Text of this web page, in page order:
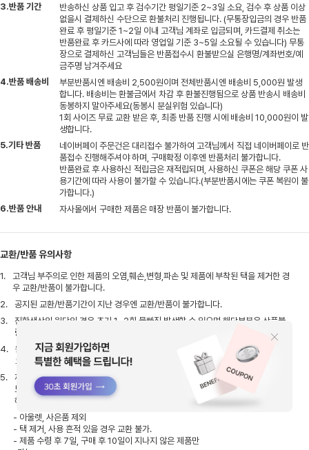
3.반품 기간
반송하신 상품 입고 후 검수기간 평일기준 2~3일 소요, 검수 후 상품 이상
없을시 결제하신 수단으로 환불처리 진행됩니다. (무통장입금의 경우 반품
완료 후 평일기준 1~2일 이내 고객님 계좌로 입금되며, 카드결제 취소는
반품완료 후 카드사에 따라 영업일 기준 3~5일 소요될 수 있습니다) 무통
장으로 결제하신 고객님들은 반품접수시 환불받으실 은행명/계좌번호/예
금주명 남겨주세요
4.반품 배송비
부분반품시엔 배송비 2,500원이며 전체반품시엔 배송비 5,000원 발생
합니다. 배송비는 환불금에서 차감 후 환불진행됨으로 상품 반송시 배송비
동봉하지 말아주세요(동봉시 분실위험 있습니다)
1회 사이즈 무료 교환 받은 후, 최종 반품 진행 시에 배송비 10,000원이 발
생합니다.
5.기타 반품
네이버페이 주문건은 대리접수 불가하여 고객님께서 직접 네이버페이로 반
품접수 진행해주셔야 하며, 구매확정 이후엔 반품처리 불가합니다.
반품완료 후 사용하신 적립금은 재적립되며, 사용하신 쿠폰은 해당 쿠폰 사
용기간에 따라 사용이 불가할 수 있습니다.(부분반품시에는 쿠폰 복원이 불
가합니다.)
6.반품 안내
자사몰에서 구매한 제품은 매장 반품이 불가합니다.
교환/반품 유의사항
1.
고객님 부주의로 인한 제품의 오염,훼손,변형,파손 및 제품에 부착된 택을 제거한 경
우 교환/반품이 불가합니다.
2.
공지된 교환/반품기간이 지난 경우엔 교환/반품이 불가합니다.
3.
진한색상의 원단의 경우 초기 1~2회 물빠짐 발생할 수 있으며 해당부분은 상품불
량이 아님으로 교환/반품이 불가합니다.
4.
원단 특유의 냄새,간단한 실밥,초크자국 등 직접 손질이 가능한 정도의 상품은 불량
으로 처리가 어려울 수 있습니다.
5.
제품 및 사이즈 교환은 가까운 오프라인 매장에서 가능합니다. 오프라인 매장 별로
보유하고 있는 제품과 재고 수량이 상이하니, 해당 매장에 미리 문의하신 후에 방문
해 주세요.
- 아울렛, 사은품 제외
- 택 제거, 사용 흔적 있을 경우 교환 불가.
- 제품 수령 후 7일, 구매 후 10일이 지나지 않은 제품만